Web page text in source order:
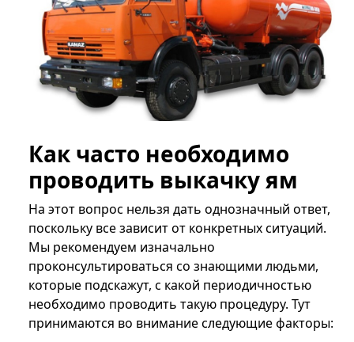
Как часто необходимо
проводить выкачку ям
На этот вопрос нельзя дать однозначный ответ,
поскольку все зависит от конкретных ситуаций.
Мы рекомендуем изначально
проконсультироваться со знающими людьми,
которые подскажут, с какой периодичностью
необходимо проводить такую процедуру. Тут
принимаются во внимание следующие факторы: